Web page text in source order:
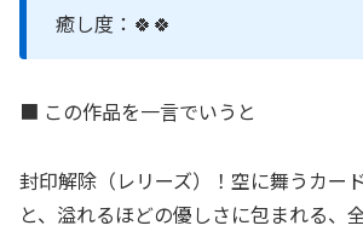
癒し度：🍀🍀
■ この作品を一言でいうと
封印解除（レリーズ）！空に舞うカー
と、溢れるほどの優しさに包まれる、